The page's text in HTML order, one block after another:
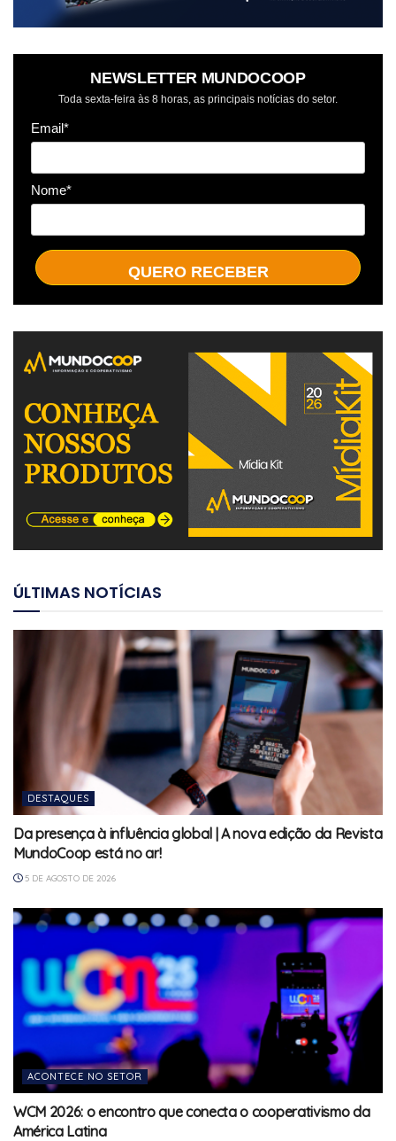
NEWSLETTER MUNDOCOOP
Toda sexta-feira às 8 horas, as principais notícias do setor.
Email*
Nome*
QUERO RECEBER
ÚLTIMAS NOTÍCIAS
DESTAQUES
Da presença à influência global | A nova edição da Revista
MundoCoop está no ar!
5 DE AGOSTO DE 2026
ACONTECE NO SETOR
WCM 2026: o encontro que conecta o cooperativismo da
América Latina